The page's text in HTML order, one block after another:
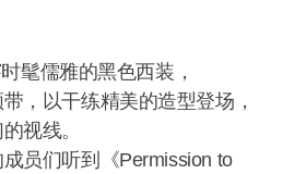
髦儒雅的黑色西装，
，以干练精美的造型登场，
视线。
员们听到《Permission to